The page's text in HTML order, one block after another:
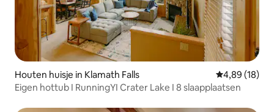
Houten huisje in Klamath Falls Gemiddelde
4,89 (18)
Eigen hottub I RunningYI Crater Lake I 8 slaapplaatsen